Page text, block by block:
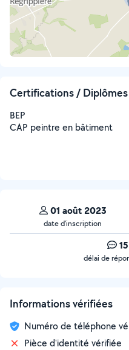
Certifications / Diplômes
BEP
CAP peintre en bâtiment
01 août 2023
date d’inscription
délai de
Informations vérifiées
Numéro de téléphone
Pièce d'identité vérifiée